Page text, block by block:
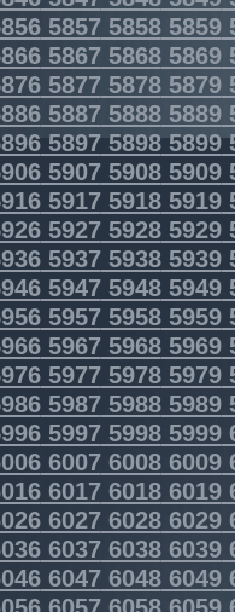
5857 58585859
5867 58685869
5877 58785879
5887 58885889
589758985899
590759085909
591759185919
592759285929
593759385939
594759485949
595759585959
596759685969
597759785979
598759885989
599759985999
600760086009
601760186019
602760286029
603760386039
604760486049